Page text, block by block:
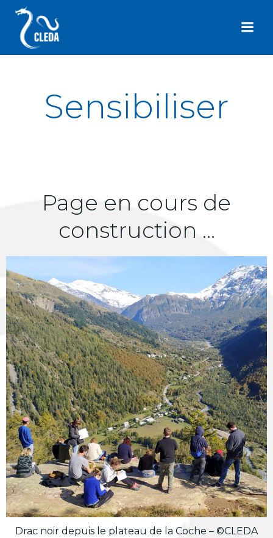
Sensibiliser
Page en cours de
construction …
Drac noir depuis le plateau de la Coche – ©CLEDA